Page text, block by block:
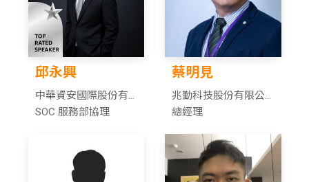
邱永興
中華資安國際股份有
限公司
SOC 服務部協理
蔡明見
兆勤科技股份有限公
司
總經理